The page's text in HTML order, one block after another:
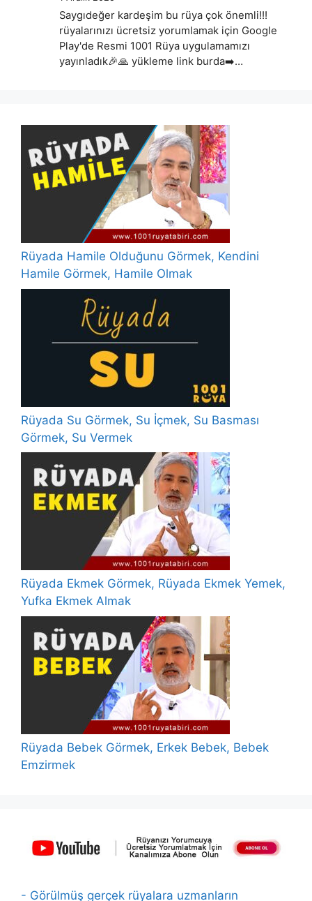
Saygıdeğer kardeşim bu rüya çok önemli!!!
rüyalarınızı ücretsiz yorumlamak için Google
Play'de Resmi 1001 Rüya uygulamamızı
yayınladık🎉🙏 yükleme link burda➡️…
Rüyada Hamile Olduğunu Görmek, Kendini
Hamile Görmek, Hamile Olmak
Rüyada Su Görmek, Su İçmek, Su Basması
Görmek, Su Vermek
Rüyada Ekmek Görmek, Rüyada Ekmek Yemek,
Yufka Ekmek Almak
Rüyada Bebek Görmek, Erkek Bebek, Bebek
Emzirmek
- Görülmüş gerçek rüyalara uzmanların